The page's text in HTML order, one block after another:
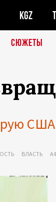
KGZ
СЮЖЕТЫ
ВЛАСТЬ